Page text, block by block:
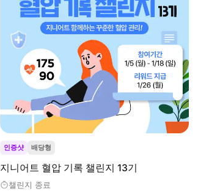
인증샷 배당형
지니어트 혈압 기록 챌린지 13기
챌린지 종료